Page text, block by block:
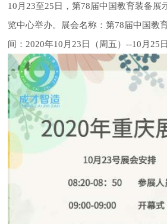
10月23至25日，第78届中国教育装备展
览中心举办。展会名称：第78届中国教
间：2020年10月23日（周五）--10月25